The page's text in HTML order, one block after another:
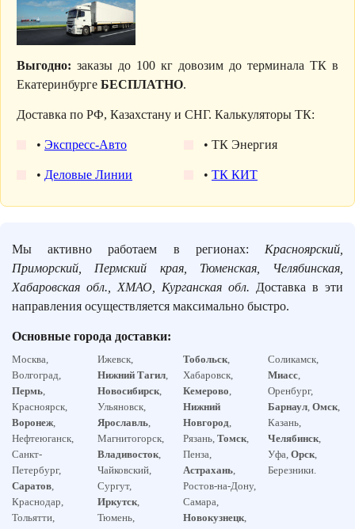
Выгодно: заказы до 100 кг довозим до терминала ТК в
Екатеринбурге БЕСПЛАТНО.
Доставка по РФ, Казахстану и СНГ. Калькуляторы ТК:
• Экспресс-Авто
• Деловые Линии
• ТК Энергия
• ТК КИТ
Мы активно работаем в регионах: Красноярский,
Приморский, Пермский края, Тюменская, Челябинская,
Хабаровская обл., ХМАО, Курганская обл. Доставка в эти
направления осуществляется максимально быстро.
Основные города доставки:
Москва,
Волгоград,
Пермь,
Красноярск,
Воронеж,
Нефтеюганск,
Санкт-
Петербург,
Саратов,
Краснодар,
Тольятти,
Ижевск,
Нижний Тагил,
Новосибирск,
Ульяновск,
Ярославль,
Магнитогорск,
Владивосток,
Чайковский,
Сургут,
Иркутск,
Тюмень,
Тобольск,
Хабаровск,
Кемерово,
Нижний
Новгород,
Рязань, Томск,
Пенза,
Астрахань,
Ростов-на-Дону,
Самара,
Новокузнецк,
Соликамск,
Миасс,
Оренбург,
Барнаул,Омск,
Казань,
Челябинск,
Уфа,Орск,
Березники.